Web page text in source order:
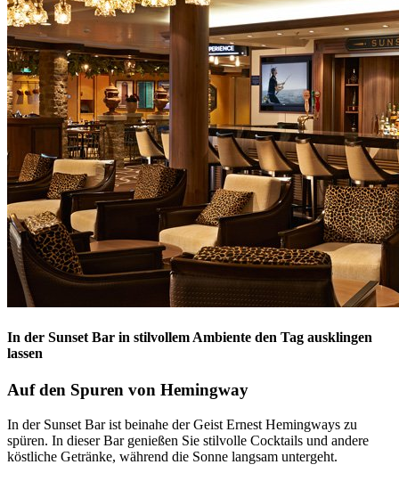
In der Sunset Bar in stilvollem Ambiente den Tag ausklingen
lassen
Auf den Spuren von Hemingway
In der Sunset Bar ist beinahe der Geist Ernest Hemingways zu
spüren. In dieser Bar genießen Sie stilvolle Cocktails und andere
köstliche Getränke, während die Sonne langsam untergeht.